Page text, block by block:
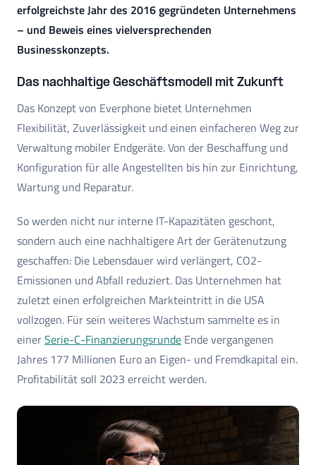
erfolgreichste Jahr des 2016 gegründeten Unternehmens
– und Beweis eines vielversprechenden
Businesskonzepts.
Das nachhaltige Geschäftsmodell mit Zukunft
Das Konzept von Everphone bietet Unternehmen
Flexibilität, Zuverlässigkeit und einen einfacheren Weg zur
Verwaltung mobiler Endgeräte. Von der Beschaffung und
Konfiguration für alle Angestellten bis hin zur Einrichtung,
Wartung und Reparatur.
So werden nicht nur interne IT-Kapazitäten geschont,
sondern auch eine nachhaltigere Art der Gerätenutzung
geschaffen: Die Lebensdauer wird verlängert, CO2-
Emissionen und Abfall reduziert. Das Unternehmen hat
zuletzt einen erfolgreichen Markteintritt in die USA
vollzogen. Für sein weiteres Wachstum sammelte es in
einerSerie-C-Finanzierungsrunde Ende vergangenen
Jahres 177 Millionen Euro an Eigen- und Fremdkapital ein.
Profitabilität soll 2023 erreicht werden.